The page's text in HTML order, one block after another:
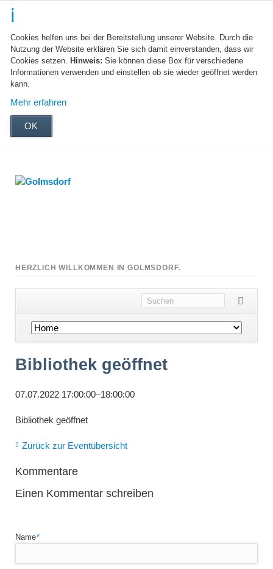
Cookies helfen uns bei der Bereitstellung unserer Website. Durch die
Nutzung der Website erklären Sie sich damit einverstanden, dass wir
Cookies setzen. Hinweis: Sie können diese Box für verschiedene
Informationen verwenden und einstellen ob sie wieder geöffnet werden
kann.
Mehr erfahren
OK
HERZLICH WILLKOMMEN IN GOLMSDORF.
Navigation
überspringen
Bibliothek geöffnet
07.07.2022 17:00:00–18:00:00
Bibliothek geöffnet
Zurück zur Eventübersicht
Kommentare
Einen Kommentar schreiben
Pflichtfeld
Name*